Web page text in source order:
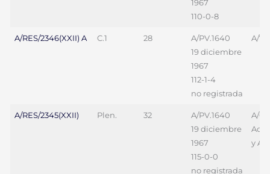
1967
110-0-8
A/RES/2346(XXII) A C.1 28
A/PV.1640
19 diciembre
1967
112-1-4
no registrada
A/
A/RES/2345(XXII) Plen. 32
A/PV.1640
19 diciembre
1967
115-0-0
no registrada
A/
y